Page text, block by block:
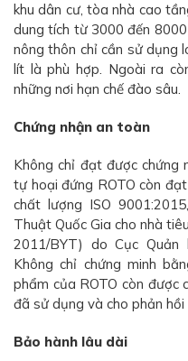
khu dân cư, tòa nhà cao
dung tích từ 3000 đến
nông thôn chỉ cần sử dụng
lít là phù hợp. Ngoài ra
những nơi hạn chế đào sâu.
Chứng nhận an toàn
Không chỉ đạt được chứng
tự hoại đứng ROTO còn
chất lượng ISO
Thuật Quốc Gia cho nhà
2011/BYT) do Cục
Không chỉ chứng minh
phẩm của ROTO còn được
đã sử dụng và cho phản hồi
Bảo hành lâu dài